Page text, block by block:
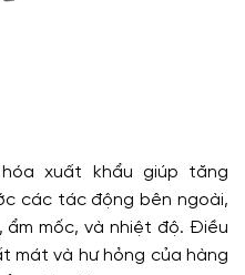
xuất khẩu giúp tăng
các tác động bên ngoài,
ẩm mốc, và nhiệt độ. Điều
mát và hư hỏng của hàng